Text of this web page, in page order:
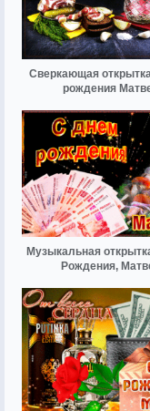
Сверкающая
рождения
Музыкальная
Рождения,